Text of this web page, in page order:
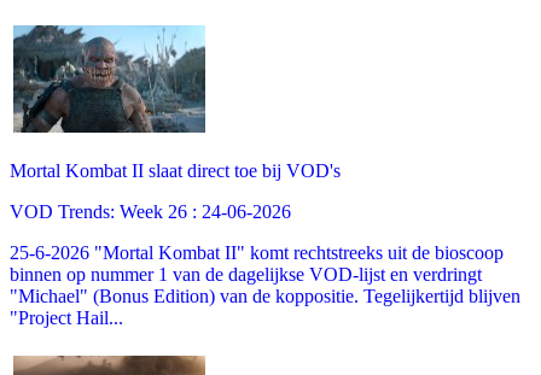
Mortal Kombat II slaat direct toe bij VOD's
VOD Trends: Week 26 : 24-06-2026
25-6-2026 "Mortal Kombat II" komt rechtstreeks uit de bioscoop
binnen op nummer 1 van de dagelijkse VOD-lijst en verdringt
"Michael" (Bonus Edition) van de koppositie. Tegelijkertijd blijven
"Project Hail...